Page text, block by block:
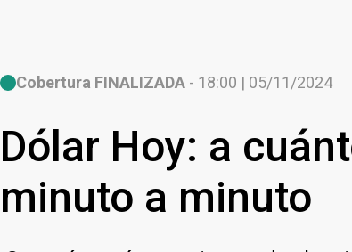
Cobertura FINALIZADA - 18:00 | 05/11/2024
Dólar Hoy: a
minuto a minuto